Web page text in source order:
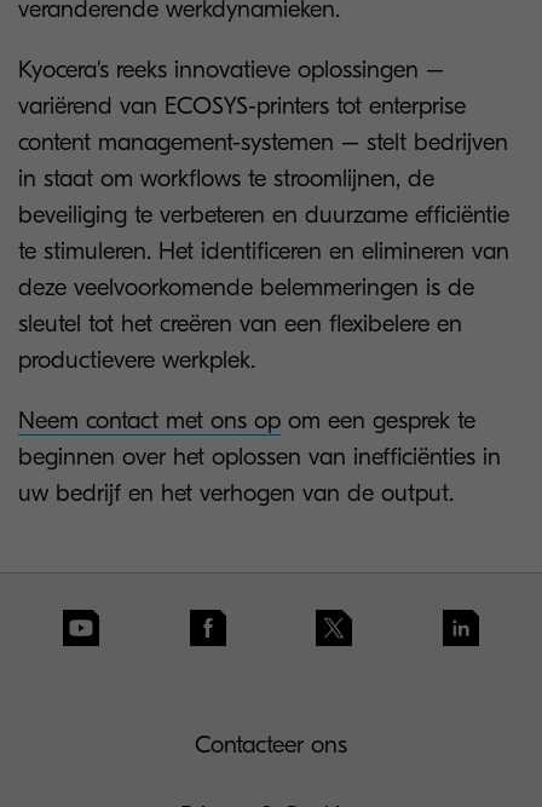
veranderende werkdynamieken.
Kyocera's reeks innovatieve oplossingen –
variërend van ECOSYS-printers tot enterprise
content management-systemen – stelt bedrijven
in staat om workflows te stroomlijnen, de
beveiliging te verbeteren en duurzame efficiëntie
te stimuleren. Het identificeren en elimineren van
deze veelvoorkomende belemmeringen is de
sleutel tot het creëren van een flexibelere en
productievere werkplek.
Neem contact met ons op om een gesprek te
beginnen over het oplossen van inefficiënties in
uw bedrijf en het verhogen van de output.
Contacteer ons